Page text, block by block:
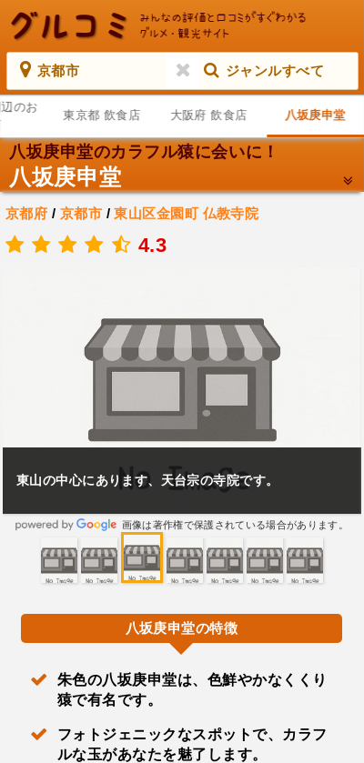
京都市 ジャンルすべて
のお
東京都 飲食店 大阪府 飲食店 八坂庚申堂
八坂庚申堂のカラフル猿に会いに！
八坂庚申堂
京都府 / 京都市 /東山区金園町 仏教寺院
4.3
東山の中心にあります、天台宗の寺院です。
画像は著作権で保護されている場合があります。
八坂庚申堂の特徴
朱色の八坂庚申堂は、色鮮やかなくくり
猿で有名です。
フォトジェニックなスポットで、カラフ
ルな玉があなたを魅了します。